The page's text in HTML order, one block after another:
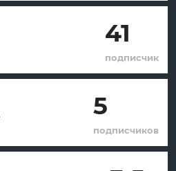
41
подписчик
5
подписчиков